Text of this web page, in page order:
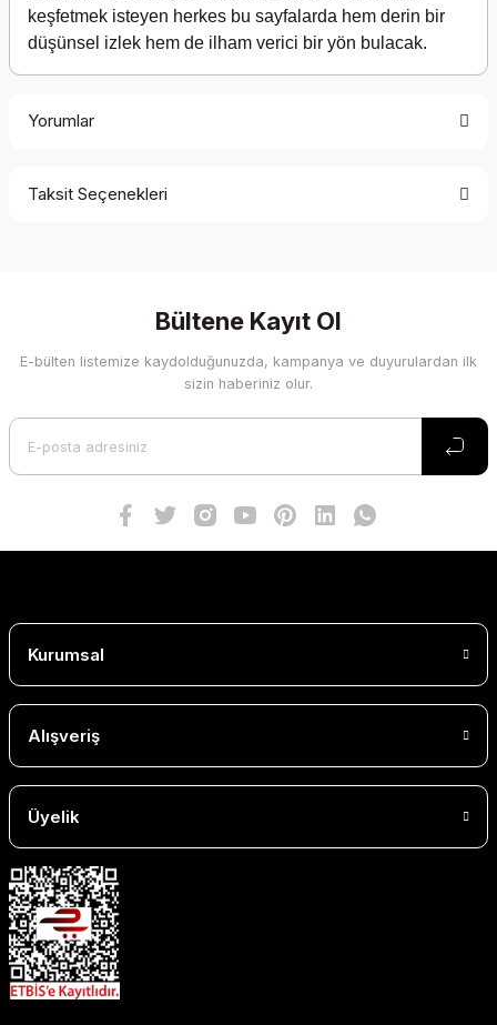
keşfetmek isteyen herkes bu sayfalarda hem derin bir
düşünsel izlek hem de ilham verici bir yön bulacak.
Yorumlar
Taksit Seçenekleri
Bültene Kayıt Ol
E-bülten listemize kaydolduğunuzda, kampanya ve duyurulardan ilk
sizin haberiniz olur.
Kurumsal
Alışveriş
Üyelik